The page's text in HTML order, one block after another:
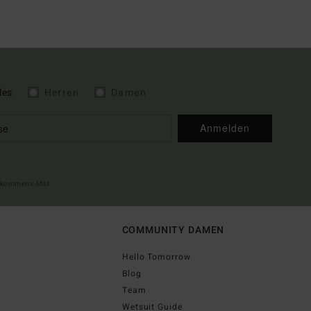
Anmelden
COMMUNITY DAMEN
Hello Tomorrow
Blog
Team
Wetsuit Guide